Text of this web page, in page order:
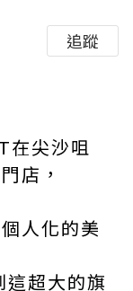
追蹤
在尖沙咀
店，
人化的美
這超大的旗